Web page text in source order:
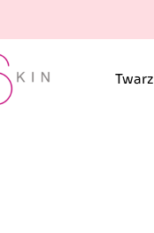
Twarz